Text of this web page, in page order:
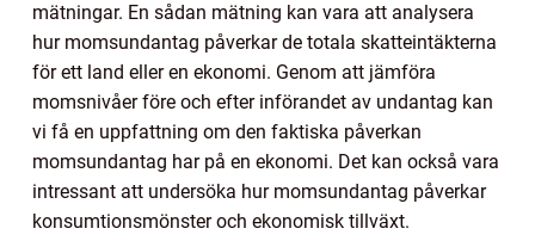
mätningar. En sådan mätning kan vara att analysera
hur momsundantag påverkar de totala skatteintäkterna
för ett land eller en ekonomi. Genom att jämföra
momsnivåer före och efter införandet av undantag kan
vi få en uppfattning om den faktiska påverkan
momsundantag har på en ekonomi. Det kan också vara
intressant att undersöka hur momsundantag påverkar
konsumtionsmönster och ekonomisk tillväxt.